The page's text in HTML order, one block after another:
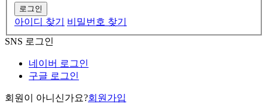
로그인
아이디 찾기
비밀번호 찾기
SNS 로그인
네이버 로그인
구글 로그인
회원이 아니신가요?회원가입